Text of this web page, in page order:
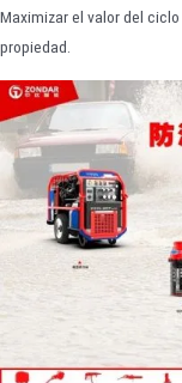
Maximizar el valor del
propiedad.